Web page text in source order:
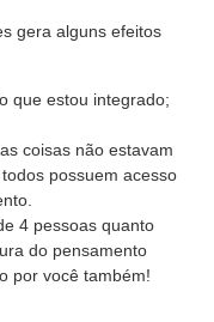
gera alguns efeitos
que estou integrado;
coisas não estavam
possuem acesso
4 pessoas quanto
do pensamento
por você também!